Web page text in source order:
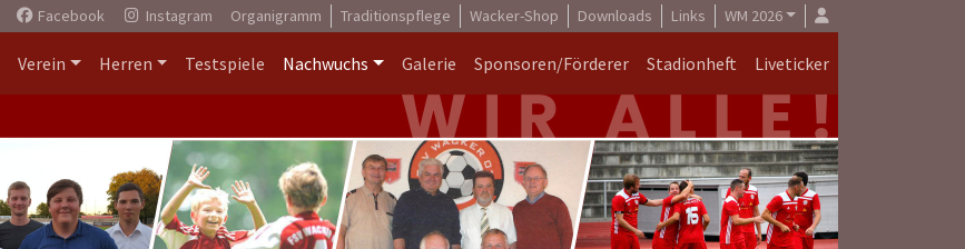
Facebook Instagram Organigramm Traditionspflege Wacker-Shop Downloads Links WM 2026
Verein Herren Testspiele Nachwuchs Galerie Sponsoren/Förderer Stadionheft Liveticker